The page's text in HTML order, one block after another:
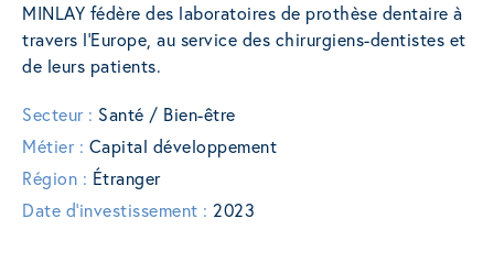
MINLAY fédère des laboratoires de prothèse dentaire à
travers l’Europe, au service des chirurgiens-dentistes et
de leurs patients.
Secteur : Santé / Bien-être
Métier : Capital développement
Région : Étranger
Date d'investissement : 2023